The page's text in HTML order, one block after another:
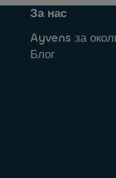
За нас
Ayvens за
Блог